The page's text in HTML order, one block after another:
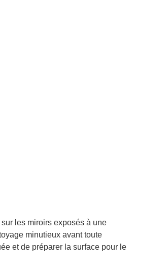
les miroirs exposés à une
minutieux avant toute
et de préparer la surface pour le